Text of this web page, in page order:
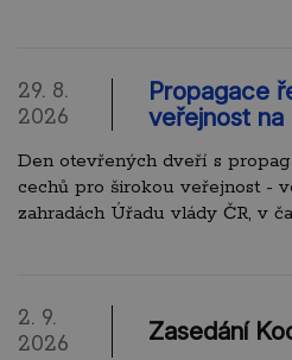
29. 8.
2026
Propagace
veřejnost na
Den otevřených dveří s
cechů pro širokou veřejnost -
zahradách Úřadu vlády ČR, v
2. 9.
2026
Zasedání